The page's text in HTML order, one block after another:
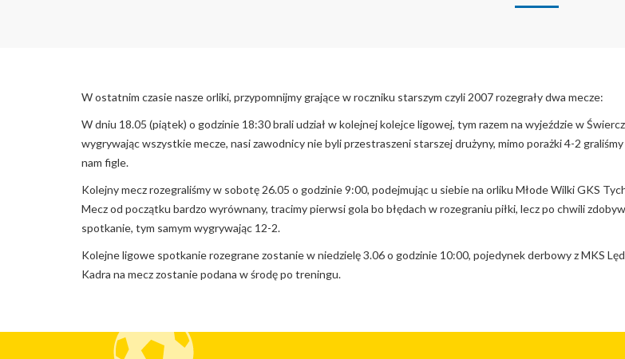
W ostatnim czasie nasze orliki, przypomnijmy grające w roczniku starszym czyli 2007 rozegrały dwa mecze:
W dniu 18.05 (piątek) o godzinie 18:30 brali udział w kolejnej kolejce ligowej, tym razem na wyjeździe w
wygrywając wszystkie mecze, nasi zawodnicy nie byli przestraszeni starszej drużyny, mimo porażki 4-2
nam figle.
Kolejny mecz rozegraliśmy w sobotę 26.05 o godzinie 9:00, podejmując u siebie na orliku Młode Wilki GKS
Mecz od początku bardzo wyrównany, tracimy pierwsi gola bo błędach w rozegraniu piłki, lecz po chwili
spotkanie, tym samym wygrywając 12-2.
Kolejne ligowe spotkanie rozegrane zostanie w niedzielę 3.06 o godzinie 10:00, pojedynek derbowy z MKS
Kadra na mecz zostanie podana w środę po treningu.